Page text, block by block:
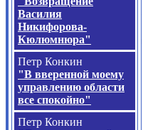
Василия
Никифорова-
Кюлюмнюра"
Петр Конкин
"В вверенной моему
управлению области
все спокойно"
Петр Конкин